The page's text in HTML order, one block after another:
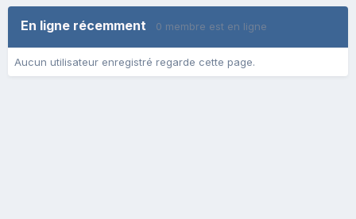
En ligne récemment 0 membre est en ligne
Aucun utilisateur enregistré regarde cette page.